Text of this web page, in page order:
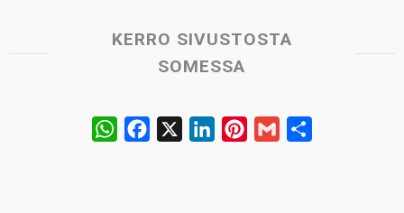
KERRO SIVUSTOSTA
SOMESSA
W